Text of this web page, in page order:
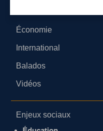
Économie
International
Balados
Vidéos
Enjeux sociaux